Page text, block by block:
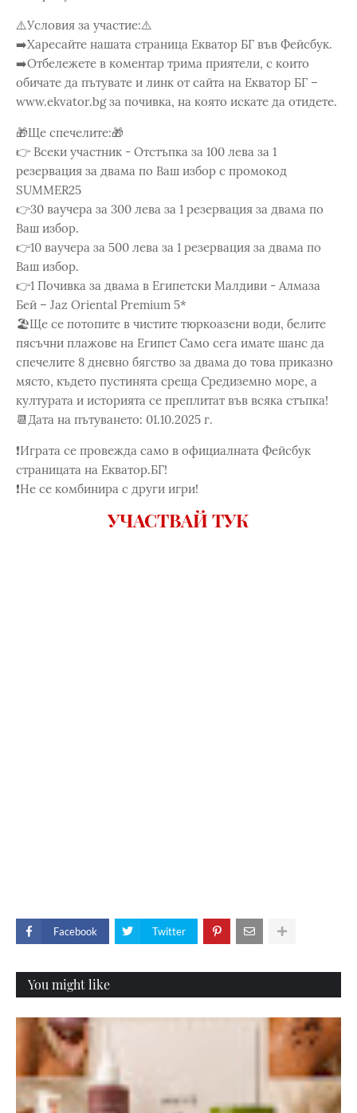
⚠️Условия за участие:⚠️
➡️Харесайте нашата страница Екватор БГ във Фейсбук.
➡️Отбележете в коментар трима приятели, с които
обичате да пътувате и линк от сайта на Екватор БГ –
www.ekvator.bg за почивка, на която искате да отидете.
🎁Ще спечелите:🎁
👉 Всеки участник - Отстъпка за 100 лева за 1
резервация за двама по Ваш избор с промокод
SUMMER25
👉30 ваучера за 300 лева за 1 резервация за двама по
Ваш избор.
👉10 ваучера за 500 лева за 1 резервация за двама по
Ваш избор.
👉1 Почивка за двама в Египетски Малдиви - Алмаза
Бей – Jaz Oriental Premium 5*
🏖️Ще се потопите в чистите тюркоазени води, белите
пясъчни плажове на Египет Само сега имате шанс да
спечелите 8 дневно бягство за двама до това приказно
място, където пустинята среща Средиземно море, а
културата и историята се преплитат във всяка стъпка!
📆Дата на пътуването: 01.10.2025 г.
❗Играта се провежда само в официалната Фейсбук
страницата на Eкватор.БГ!
❗Не се комбинира с други игри!
УЧАСТВАЙ ТУК
Facebook Twitter
You might like